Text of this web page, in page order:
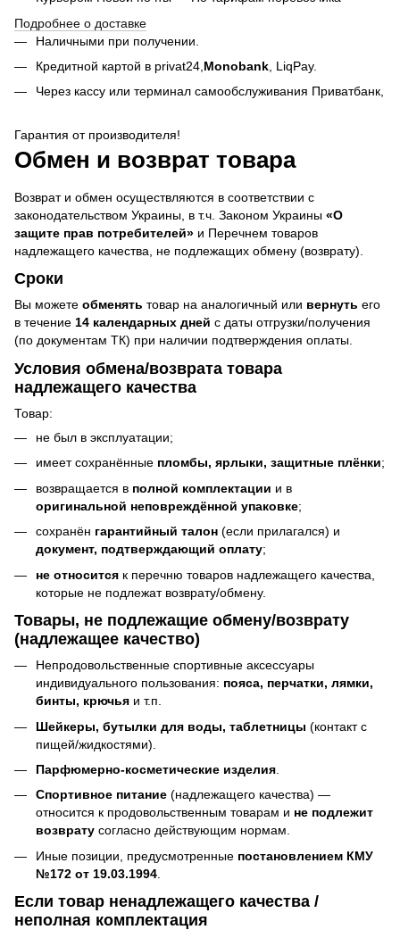
Подробнее о доставке
Наличными при получении.
Кредитной картой в privat24, Monobank LiqPay.
Через кассу или терминал самообслуживания Приватбанк,
Гарантия от производителя!
Обмен и возврат товара
Возврат и обмен осуществляются в соответствии с
законодательством Украины, в т.ч. Законом Украины «О
защите прав потребителей» и Перечнем товаров
надлежащего качества, не подлежащих обмену (возврату).
Сроки
Вы можете обменять товар на аналогичный или вернуть его
в течение 14 календарных дней с даты отгрузки/получения
(по документам ТК) при наличии подтверждения оплаты.
Условия обмена/возврата товара
надлежащего качества
Товар:
не был в эксплуатации;
имеет сохранённые пломбы, ярлыки, защитные плёнки;
возвращается в полной комплектации и в
оригинальной неповреждённой упаковке;
сохранён гарантийный талон (если прилагался) и
документ, подтверждающий оплату;
не относится к перечню товаров надлежащего качества,
которые не подлежат возврату/обмену.
Товары, не подлежащие обмену/возврату
(надлежащее качество)
Непродовольственные спортивные аксессуары
индивидуального пользования: пояса, перчатки, лямки,
бинты, крючья и т.п.
Шейкеры, бутылки для воды, таблетницы (контакт с
пищей/жидкостями).
Парфюмерно-косметические изделия
Спортивное питание (надлежащего качества) —
относится к продовольственным товарам и не подлежит
возврату согласно действующим нормам.
Иные позиции, предусмотренные постановлением КМУ
№172 от 19.03.1994
Если товар ненадлежащего качества /
неполная комплектация